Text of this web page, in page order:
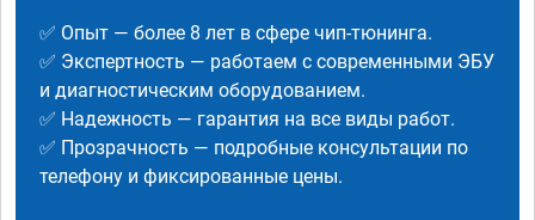
✅ Опыт — более 8 лет в сфере чип-тюнинга.
✅ Экспертность — работаем с современными ЭБУ
и диагностическим оборудованием.
✅ Надежность — гарантия на все виды работ.
✅ Прозрачность — подробные консультации по
телефону и фиксированные цены.